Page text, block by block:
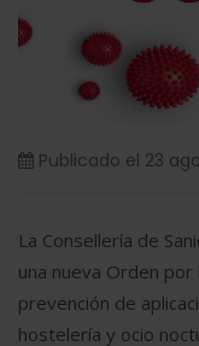
Publicado el 23
La Consellería de
una nueva Orden
prevención de
hostelería y ocio